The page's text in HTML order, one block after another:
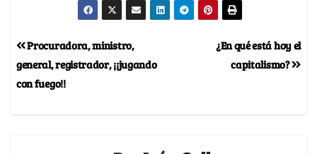
¿En qué está hoy el
capitalismo?
Procuradora, ministro,
general, registrador, ¡¡jugando
con fuego!!